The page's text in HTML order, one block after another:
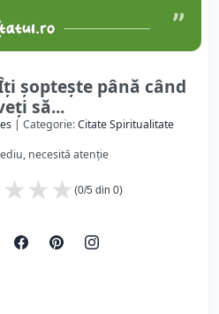
şopteşte până când
să...
| Categorie:Citate Spiritualitate
necesită atenție
★
★
★ (0/5 din 0)